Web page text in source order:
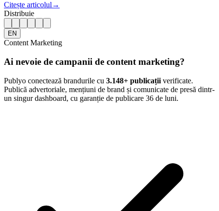
Citește articolul →
Distribuie
EN
Content Marketing
Ai nevoie de campanii de content marketing?
Publyo conectează brandurile cu 3.148+ publicații verificate.
Publică advertoriale, mențiuni de brand și comunicate de presă dintr-
un singur dashboard, cu garanție de publicare 36 de luni.